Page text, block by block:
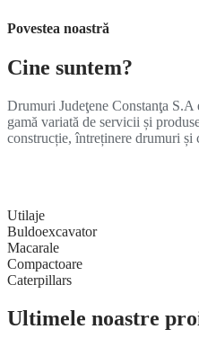
Povestea noastră
Cine suntem?
Drumuri Judeţene Constanţa
gamă variată de servicii și
construcție, întreținere drumuri și
Utilaje
Buldoexcavator
Macarale
Compactoare
Caterpillars
Ultimele noastre